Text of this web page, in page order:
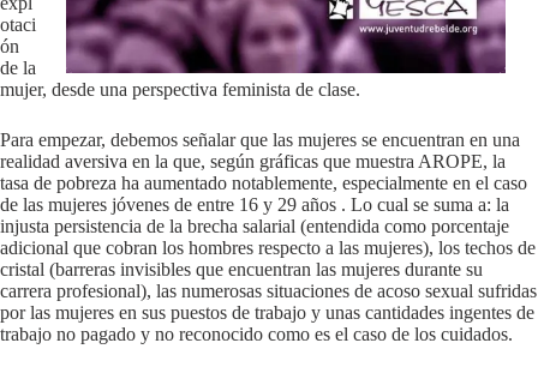
otaci
ón
de la
mujer, desde una perspectiva feminista de clase.
Para empezar, debemos señalar que las mujeres se encuentran en una
realidad aversiva en la que, según gráficas que muestra AROPE, la
tasa de pobreza ha aumentado notablemente, especialmente en el caso
de las mujeres jóvenes de entre 16 y 29 años . Lo cual se suma a: la
injusta persistencia de la brecha salarial (entendida como porcentaje
adicional que cobran los hombres respecto a las mujeres), los techos de
cristal (barreras invisibles que encuentran las mujeres durante su
carrera profesional), las numerosas situaciones de acoso sexual sufridas
por las mujeres en sus puestos de trabajo y unas cantidades ingentes de
trabajo no pagado y no reconocido como es el caso de los cuidados.